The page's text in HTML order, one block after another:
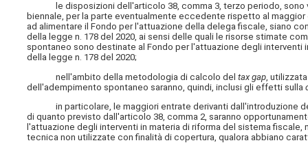
le disposizioni dell'articolo 38, comma 3, terzo periodo, sono
biennale, per la parte eventualmente eccedente rispetto al
ad alimentare il Fondo per l'attuazione della delega fiscale, siano
della legge n. 178 del 2020, ai sensi delle quali le risorse stimate
spontaneo sono destinate al Fondo per l'attuazione degli
della legge n. 178 del 2020;
nell'ambito della metodologia di calcolo deltax gap ,
dell'adempimento spontaneo saranno, quindi, inclusi gli effetti sulla
in particolare, le maggiori entrate derivanti dall'introduzione
di quanto previsto dall'articolo 38, comma 2, saranno
l'attuazione degli interventi in materia di riforma del sistema
tecnica non utilizzate con finalità di copertura, qualora abbiano